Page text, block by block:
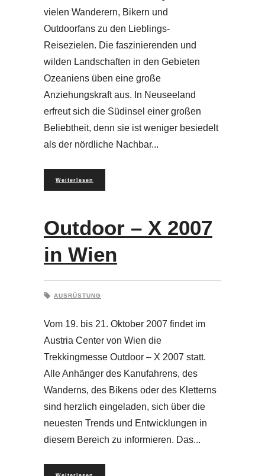
vielen Wanderern, Bikern und
Outdoorfans zu den Lieblings-
Reisezielen. Die faszinierenden und
wilden Landschaften in den Gebieten
Ozeaniens üben eine große
Anziehungskraft aus. In Neuseeland
erfreut sich die Südinsel einer großen
Beliebtheit, denn sie ist weniger besiedelt
als der nördliche Nachbar
Weiterlesen
Outdoor – X 2007
in Wien
AUSRÜSTUNG
Vom 19. bis 21. Oktober 2007 findet im
Austria Center von Wien die
Trekkingmesse Outdoor – X 2007 statt.
Alle Anhänger des Kanufahrens, des
Wanderns, des Bikens oder des Kletterns
sind herzlich eingeladen, sich über die
neuesten Trends und Entwicklungen in
diesem Bereich zu informieren. Das